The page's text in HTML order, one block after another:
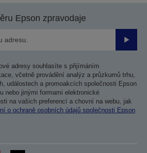
Epson zpravodaje
adresy souhlasíte s přijímáním
včetně provádění analýz a průzkumů trhu,
událostech a promoakcích společnosti Epson
nebo jinými formami elektronické
na vašich preferencí a chovní na webu, jak
o ochraně osobních údajů společnosti Epson